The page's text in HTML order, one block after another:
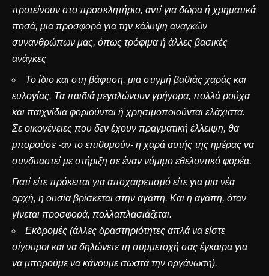
προτείνουν στο προσκλητήριο, αντί για δώρα ή χρηματικά
ποσά, μια προσφορά για την κάλυψη αναγκών
συνανθρώπων μας, όπως τρόφιμα ή άλλες βασικές
ανάγκες
Το ίδιο και στη βάφτιση, μια στιγμή βαθιάς χαράς και
ευλογίας. Τα παιδιά μεγαλώνουν γρήγορα, πολλά ρούχα
και παιχνίδια φοριούνται ή χρησιμοποιούνται ελάχιστα.
Σε οικογένειες που δεν έχουν πραγματική έλλειψη, θα
μπορούσε -αν το επιθυμούν- η χαρά αυτής της ημέρας να
συνδυαστεί με στήριξη σε έναν νόμιμο εθελοντικό φορέα.
Γιατί είτε πρόκειται για αποχαιρετισμό είτε για μια νέα
αρχή, η ουσία βρίσκεται στην αγάπη. Και η αγάπη, όταν
γίνεται προσφορά, πολλαπλασιάζεται.
Εκδρομές (άλλες δραστηριότητες απλά να είστε
σίγουροι και να δηλώνετε τη συμμετοχή σας έγκαιρα για
να μπορούμε να κάνουμε σωστά την οργάνωση).